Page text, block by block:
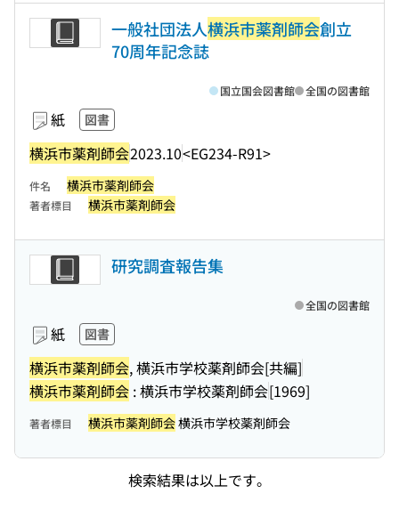
一般社団法人横浜市薬剤師会創立
70周年記念誌
紙 図書
横浜市薬剤師会2023.10<EG234-R91>
国立国会図書館 全国の図書館
件名 横浜市薬剤師会
著者標目 横浜市薬剤師会
研究調査報告集
紙 図書
横浜市薬剤師会, 横浜市学校薬剤師会[共編]
横浜市薬剤師会 : 横浜市学校薬剤師会[1969]
全国の図書館
著者標目 横浜市薬剤師会横浜市学校薬剤師会
検索結果は以上です。